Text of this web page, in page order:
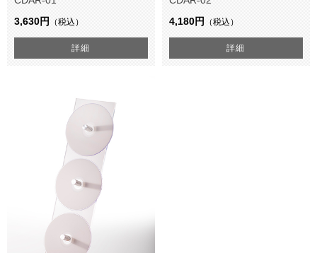
3,630円
（税込）
詳細
4,180円
（税込）
詳細